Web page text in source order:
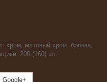
хром, матовый хром, бронза,
200 (160) шт.
Google+